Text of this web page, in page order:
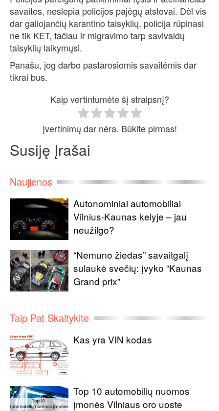
savaites, neslepia policijos pajėgų atstovai. Dėl vis
dar galiojančių karantino taisyklių, policija rūpinasi
ne tik KET, tačiau ir migravimo tarp savivaldų
taisyklių laikymųsi.
Panašu, jog darbo pastarosiomis savaitėmis dar
tikrai bus.
Kaip vertintumėte šį straipsnį?
Įvertinimų dar nėra. Būkite pirmas!
Susiję Įrašai
Naujienos
Autonominiai automobiliai
Vilnius-Kaunas kelyje – jau
neužilgo?
“Nemuno žiedas” savaitgalį
sulaukė svečių: įvyko “Kaunas
Grand prix”
Taip Pat Skaitykite
Kas yra VIN kodas
Top 10 automobilių nuomos
įmonės Vilniaus oro uoste